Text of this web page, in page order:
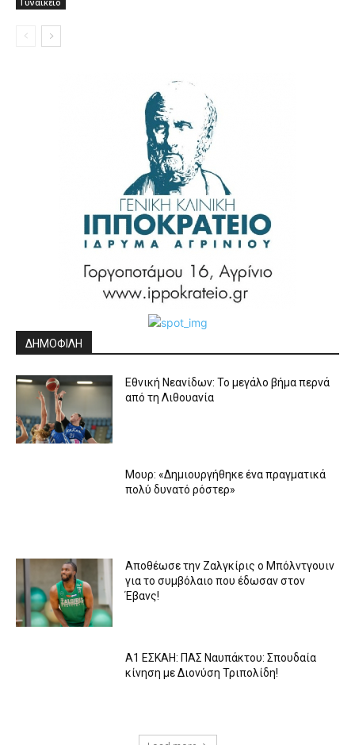
Γυναικειο
ΔΗΜΟΦΙΛΗ
Εθνική Νεανίδων: Το μεγάλο βήμα περνά
από τη Λιθουανία
Μουρ: «Δημιουργήθηκε ένα πραγματικά
πολύ δυνατό ρόστερ»
Aποθέωσε την Ζαλγκίρις ο Μπόλντγουιν
για το συμβόλαιο που έδωσαν στον
Έβανς!
Α1 ΕΣΚΑΗ: ΠΑΣ Ναυπάκτου: Σπουδαία
κίνηση με Διονύση Τριπολίδη!